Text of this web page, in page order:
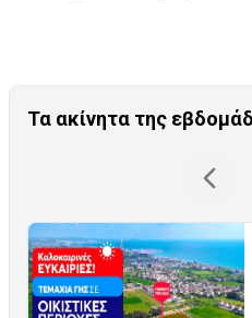
Τα ακίνητα της